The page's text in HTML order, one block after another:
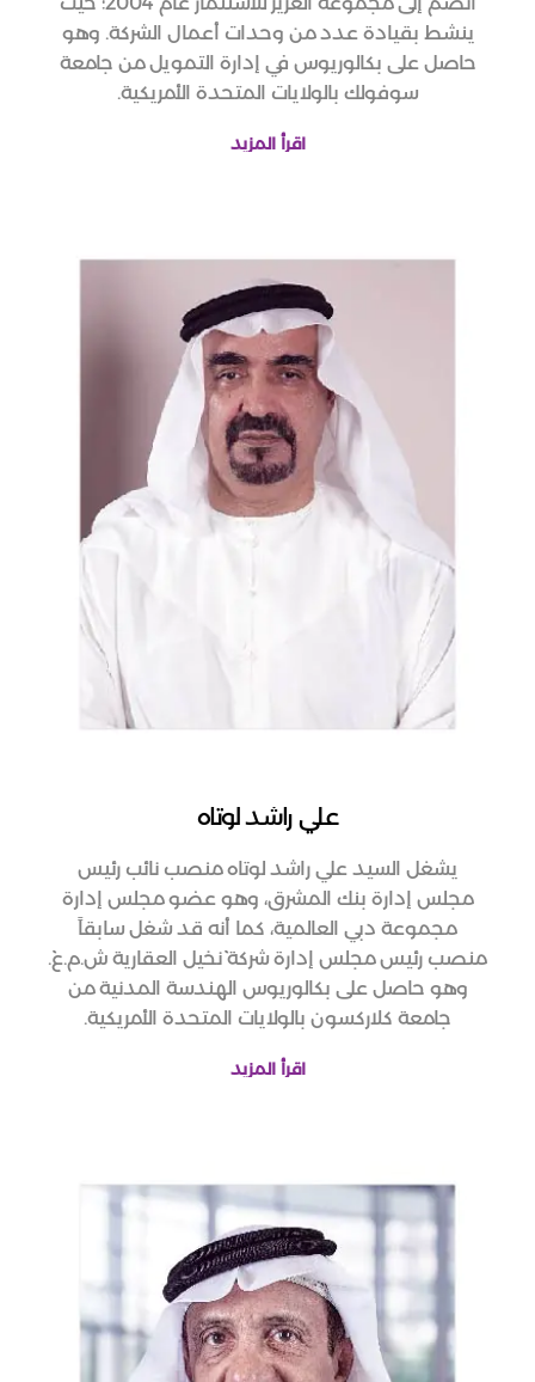
ينشط بقيادة عدد من وحدات أعمال الشركة. وهو
حاصل على بكالوريوس في إدارة التمويل من جامعة
سوفولك بالولايات المتحدة الأمريكية.
اقرأ المزيد
علي راشد لوتاه
يشغل السيد علي راشد لوتاه منصب نائب رئيس
مجلس إدارة بنك المشرق، وهو عضو مجلس إدارة
مجموعة دبي العالمية، كما أنه قد شغل سابقاً
منصب رئيس مجلس إدارة شركة ``نخيل العقارية ش.م.ع``.
وهو حاصل على بكالوريوس الهندسة المدنية من
جامعة كلاركسون بالولايات المتحدة الأمريكية.
اقرأ المزيد